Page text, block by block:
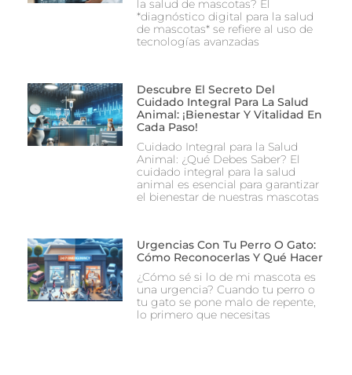
la salud de mascotas? El
*diagnóstico digital para la salud
de mascotas* se refiere al uso de
tecnologías avanzadas
Descubre El Secreto Del
Cuidado Integral Para La Salud
Animal: ¡Bienestar Y Vitalidad En
Cada Paso!
Cuidado Integral para la Salud
Animal: ¿Qué Debes Saber? El
cuidado integral para la salud
animal es esencial para garantizar
el bienestar de nuestras mascotas
Urgencias Con Tu Perro O Gato:
Cómo Reconocerlas Y Qué Hacer
¿Cómo sé si lo de mi mascota es
una urgencia? Cuando tu perro o
tu gato se pone malo de repente,
lo primero que necesitas